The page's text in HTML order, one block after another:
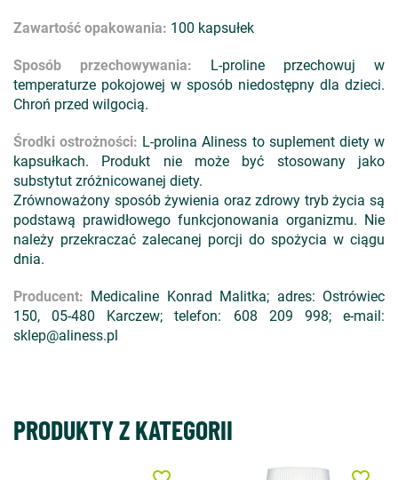
Zawartość opakowania: 100 kapsułek
Sposób przechowywania: L-proline przechowuj w
temperaturze pokojowej w sposób niedostępny dla dzieci.
Chroń przed wilgocią.
Środki ostrożności: L-prolina Aliness to suplement diety w
kapsułkach. Produkt nie może być stosowany jako
substytut zróżnicowanej diety.
Zrównoważony sposób żywienia oraz zdrowy tryb życia są
podstawą prawidłowego funkcjonowania organizmu. Nie
należy przekraczać zalecanej porcji do spożycia w ciągu
dnia.
Producent: Medicaline Konrad Malitka; adres: Ostrówiec
150, 05-480 Karczew; telefon: 608 209 998; e-mail:
sklep@aliness.pl
PRODUKTY Z KATEGORII